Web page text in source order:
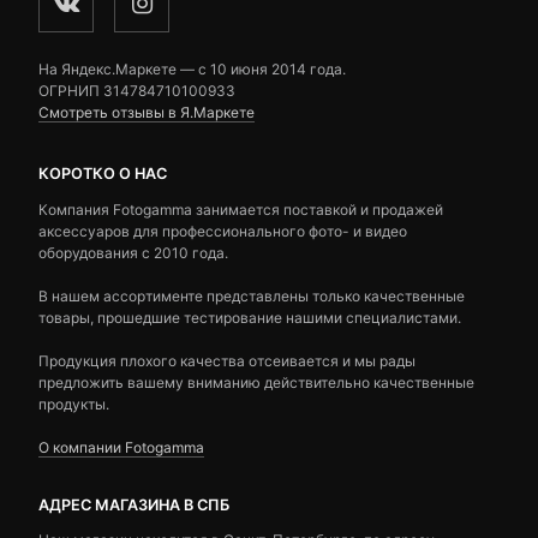
На Яндекс.Маркете — c 10 июня 2014 года.
ОГРНИП 314784710100933
Смотреть отзывы в Я.Маркете
КОРОТКО О НАС
Компания Fotogamma занимается поставкой и продажей
аксессуаров для профессионального фото- и видео
оборудования с 2010 года.
В нашем ассортименте представлены только качественные
товары, прошедшие тестирование нашими специалистами.
Продукция плохого качества отсеивается и мы рады
предложить вашему вниманию действительно качественные
продукты.
О компании Fotogamma
АДРЕС МАГАЗИНА В СПБ